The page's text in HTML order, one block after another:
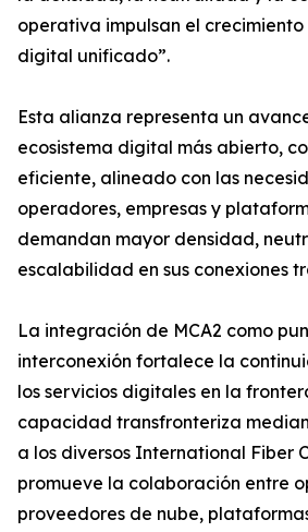
operativa impulsan el crecimiento
digital unificado”.
Esta alianza representa un
ecosistema digital más abierto,
eficiente, alineado con las
operadores, empresas y
demandan mayor densidad,
escalabilidad en sus conexiones
La integración de MCA2 como
interconexión fortalece la
los servicios digitales en la
capacidad transfronteriza
a los diversos International Fiber
promueve la colaboración entre
proveedores de nube,